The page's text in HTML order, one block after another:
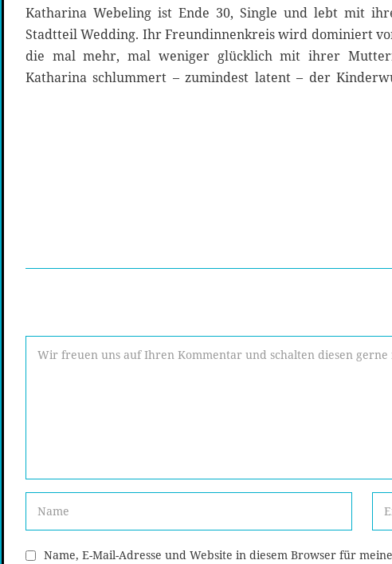
Katharina Webeling ist Ende 30, Single und lebt mit
Stadtteil Wedding. Ihr Freundinnenkreis wird dominiert
die mal mehr, mal weniger glücklich mit ihrer
Katharina schlummert – zumindest latent – der
Name, E-Mail-Adresse und Website in diesem Browser für